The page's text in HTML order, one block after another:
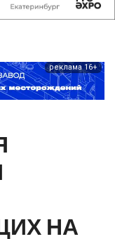
реклама 16+
НА